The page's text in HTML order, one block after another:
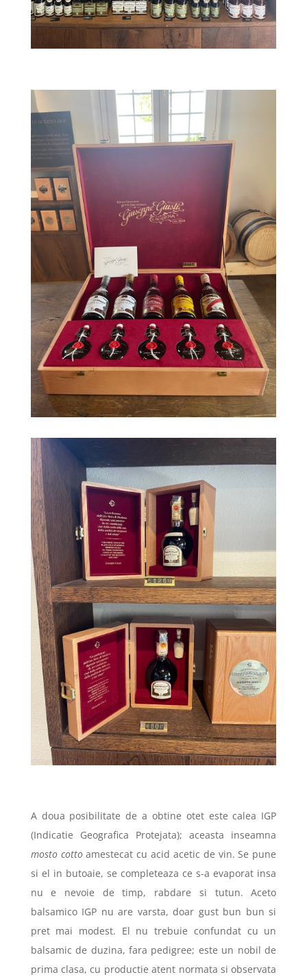
A doua posibilitate de a obtine otet este calea IGP
(Indicatie Geografica Protejata); aceasta inseamna
mosto cottoamestecat cu acid acetic de vin. Se pune
si el in butoaie, se completeaza ce s-a evaporat insa
nu e nevoie de timp, rabdare si tutun. Aceto
balsamico IGP nu are varsta, doar gust bun bun si
pret mai modest. El nu trebuie confundat cu un
balsamic de duzina, fara pedigree; este un nobil de
prima clasa, cu productie atent normata si observata